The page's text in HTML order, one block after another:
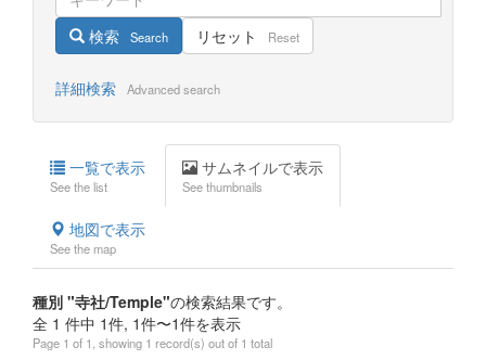
検索 Search リセット Reset
詳細検索 Advanced search
一覧で表示
See the list
サムネイルで表示
See thumbnails
地図で表示
See the map
種別 "寺社/Temple"の検索結果です。
全 1 件中 1件, 1件〜1件を表示
Page 1 of 1, showing 1 record(s) out of 1 total